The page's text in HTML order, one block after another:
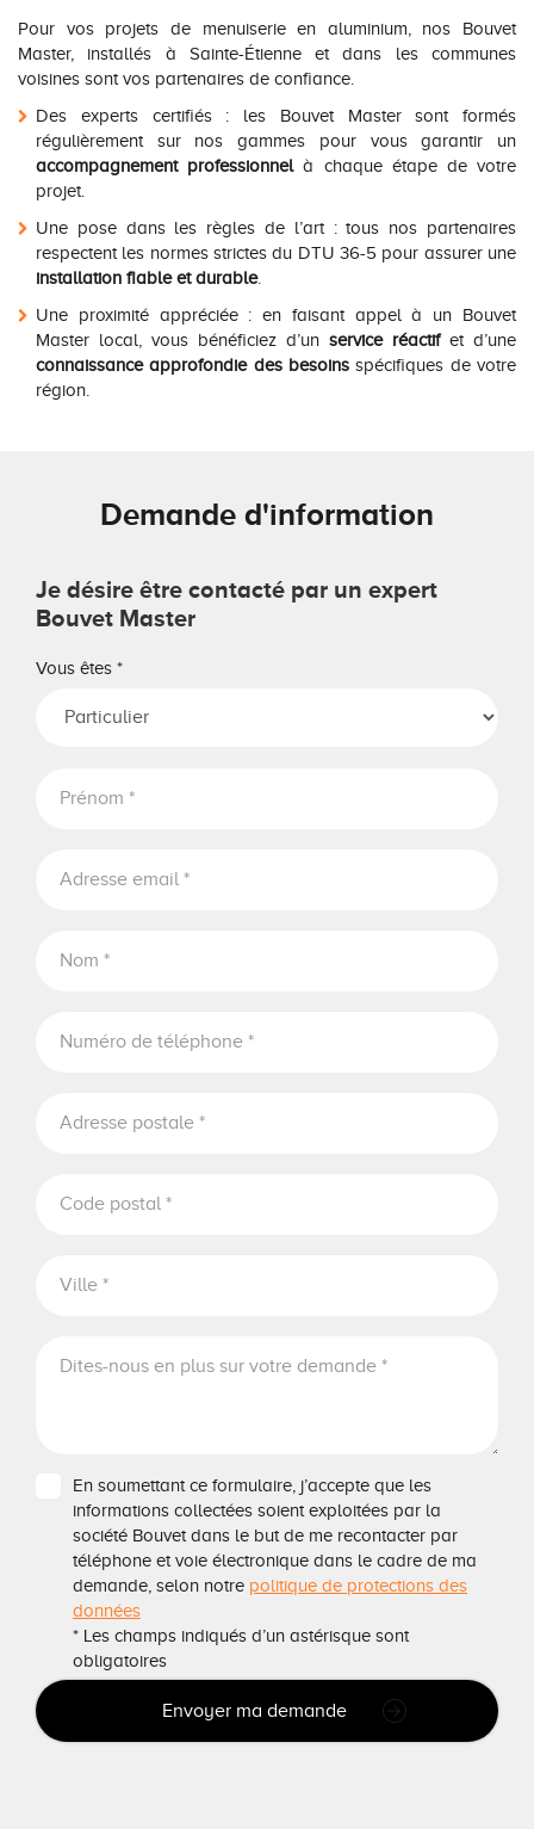
Pour vos projets de menuiserie en aluminium, nos Bouvet
Master, installés à Sainte-Étienne et dans les communes
voisines sont vos partenaires de confiance.
Des experts certifiés : les Bouvet Master sont formés
régulièrement sur nos gammes pour vous garantir un
accompagnement professionnelà chaque étape de votre
projet.
Une pose dans les règles de l’art : tous nos partenaires
respectent les normes strictes du DTU 36-5 pour assurer une
installation fiable et durable.
Une proximité appréciée : en faisant appel à un Bouvet
Master local, vous bénéficiez d’un service réactifet d’une
connaissance approfondie des besoins spécifiques de votre
région.
Demande d'information
Je désire être contacté par un expert
Bouvet Master
Vous êtes *
En soumettant ce formulaire, j’accepte que les
informations collectées soient exploitées par la
société Bouvet dans le but de me recontacter par
téléphone et voie électronique dans le cadre de ma
demande, selon notre politique de protections des
données
* Les champs indiqués d’un astérisque sont
obligatoires
Envoyer ma demande